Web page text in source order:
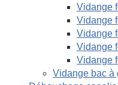
Vidange
Vidange
Vidange
Vidange
Vidange
Vidange bac à